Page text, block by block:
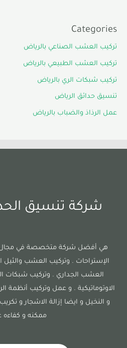
Categories
تركيب العشب الصناعي بالرياض
تركيب العشب الطبيعي بالرياض
تركيب شبكات الري بالرياض
تنسيق حدائق الرياض
عمل الرذاذ والضباب بالرياض
شركة تنسيق
هي أفضل شركة متخصصة في مجال
الإستراحات . وتركيب العشب والثيل
العشب الجداري . وتركيب شبكات
الاوتوماتيكية . و عمل وتركيب أنظمة
و النخيل و ايضا إزالة الاشجار و
ممكنه و كفاءه